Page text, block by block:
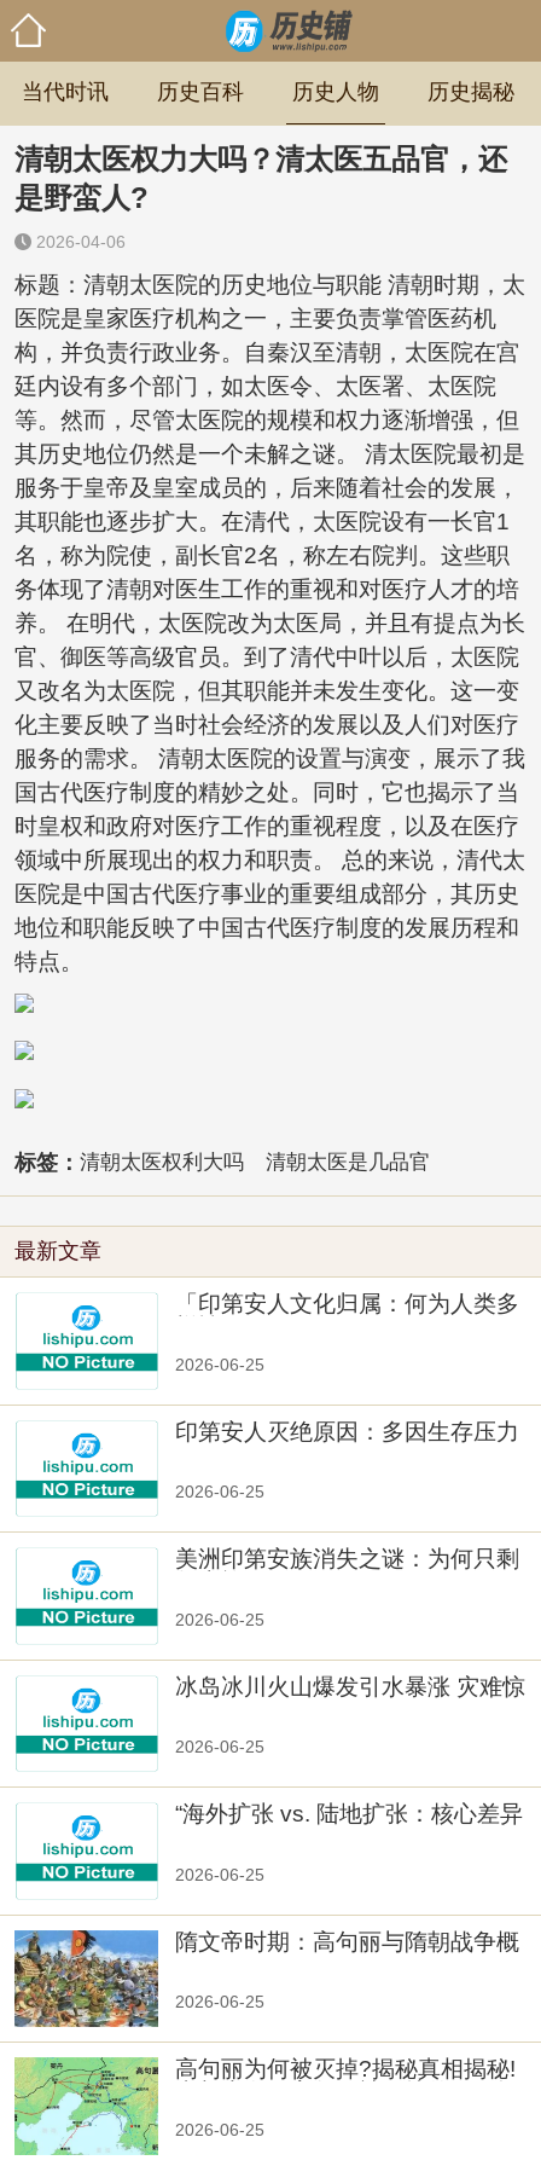
当代时讯 历史百科 历史人物 历史揭秘
清朝太医权力大吗？清太医五品官，还
是野蛮人?
2026-04-06
标题：清朝太医院的历史地位与职能 清朝时期，太
医院是皇家医疗机构之一，主要负责掌管医药机
构，并负责行政业务。自秦汉至清朝，太医院在宫
廷内设有多个部门，如太医令、太医署、太医院
等。然而，尽管太医院的规模和权力逐渐增强，但
其历史地位仍然是一个未解之谜。 清太医院最初是
服务于皇帝及皇室成员的，后来随着社会的发展，
其职能也逐步扩大。在清代，太医院设有一长官1
名，称为院使，副长官2名，称左右院判。这些职
务体现了清朝对医生工作的重视和对医疗人才的培
养。 在明代，太医院改为太医局，并且有提点为长
官、御医等高级官员。到了清代中叶以后，太医院
又改名为太医院，但其职能并未发生变化。这一变
化主要反映了当时社会经济的发展以及人们对医疗
服务的需求。 清朝太医院的设置与演变，展示了我
国古代医疗制度的精妙之处。同时，它也揭示了当
时皇权和政府对医疗工作的重视程度，以及在医疗
领域中所展现出的权力和职责。 总的来说，清代太
医院是中国古代医疗事业的重要组成部分，其历史
地位和职能反映了中国古代医疗制度的发展历程和
特点。
标签： 清朝太医权利大吗 清朝太医是几品官
最新文章
「印第安人文化归属：何为人类多
2026-06-25
印第安人灭绝原因：多因生存压力
2026-06-25
美洲印第安族消失之谜：为何只剩
2026-06-25
冰岛冰川火山爆发引水暴涨 灾难惊
2026-06-25
“海外扩张 vs. 陆地扩张：核心差异
2026-06-25
隋文帝时期：高句丽与隋朝战争概
2026-06-25
高句丽为何被灭掉?揭秘真相揭秘!
2026-06-25